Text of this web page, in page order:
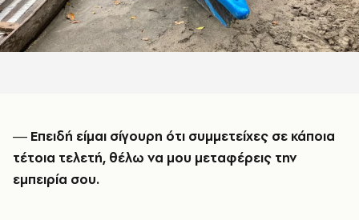
― Επειδή είμαι σίγουρη ότι συμμετείχες σε κάποια
τέτοια τελετή, θέλω να μου μεταφέρεις την
εμπειρία σου.